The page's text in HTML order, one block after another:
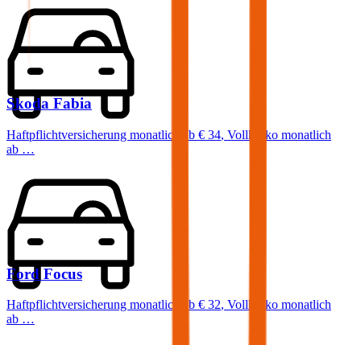
Skoda Fabia
Haftpflichtversicherung monatlich ab € 34, Vollkasko monatlich
ab …
Ford Focus
Haftpflichtversicherung monatlich ab € 32, Vollkasko monatlich
ab …